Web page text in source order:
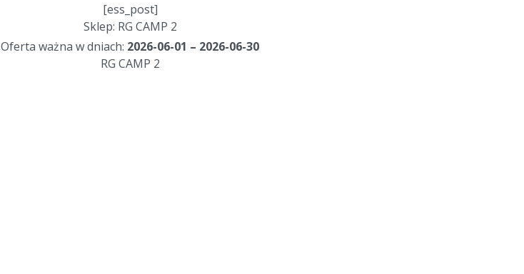
[ess_post]
Sklep: RG CAMP 2
Oferta ważna w dniach: 2026-06-01 – 2026-06-30
RG CAMP 2